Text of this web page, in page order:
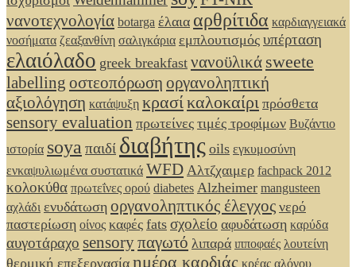
νανοτεχνολογία botarga έλαια αρθρίτιδα καρδιαγγειακά
νοσήματα ζεαξανθίνη σαλιγκάρια εμπλουτισμός υπέρταση
ελαιόλαδο greek breakfast νανοϋλικά sweete
labelling οστεοπόρωση οργανοληπτική
αξιολόγηση κατάψυξη κρασίκαλοκαίρι πρόσθετα
sensory evaluation πρωτείνες τιμές τροφίμων Βυζάντιο
ιστορία soyaπαιδί διαβήτης oils εγκυμοσύνη
ενκαψυλιωμένα συστατικά WFD Αλτζχαιμερ fachpack 2012
κολοκύθα πρωτεΐνες ορού diabetes Alzheimer mangusteen
αχλάδι ενυδάτωση οργανοληπτικός έλεγχος νερό
παστερίωση οίνος καφές fats σχολείο αφυδάτωση καρύδα
αυγοτάραχο sensoryπαγωτό λιπαρά ιπποφαές λουτείνη
θερμική επεξεργασία ημέρα καρδιάς κρέας αλόγου